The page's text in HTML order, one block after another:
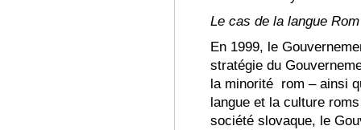
Le cas de la langue Rom
En 1999, le
stratégie du
la minorité rom – ainsi
langue et la culture
société slovaque, le